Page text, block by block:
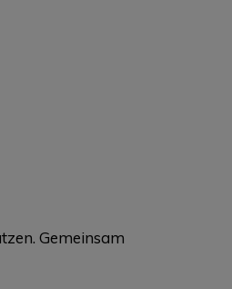
Gemeinsam